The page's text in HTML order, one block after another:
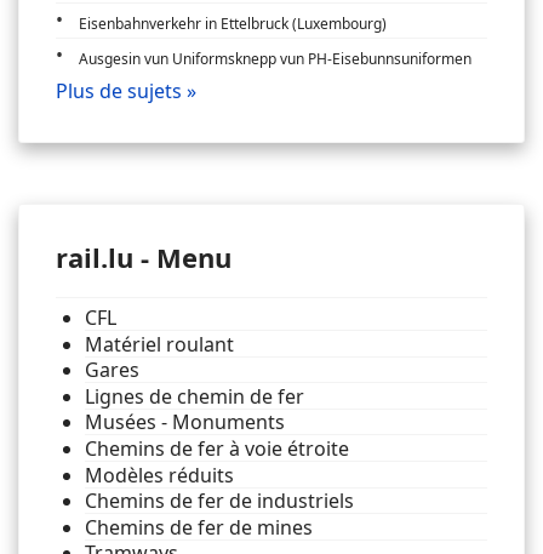
Eisenbahnverkehr in Ettelbruck (Luxembourg)
Ausgesin vun Uniformsknepp vun PH-Eisebunnsuniformen
Plus de sujets »
rail.lu - Menu
CFL
Matériel roulant
Gares
Lignes de chemin de fer
Musées - Monuments
Chemins de fer à voie étroite
Modèles réduits
Chemins de fer de industriels
Chemins de fer de mines